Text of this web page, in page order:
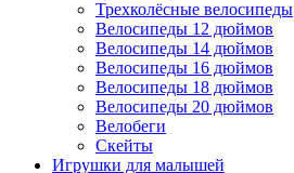
Трехколёсные велосипеды
Велосипеды 12 дюймов
Велосипеды 14 дюймов
Велосипеды 16 дюймов
Велосипеды 18 дюймов
Велосипеды 20 дюймов
Велобеги
Скейты
Игрушки для малышей